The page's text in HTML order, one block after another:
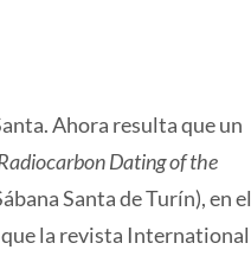
Ahora resulta que un
Dating of the
Santa de Turín), en el
la revista International